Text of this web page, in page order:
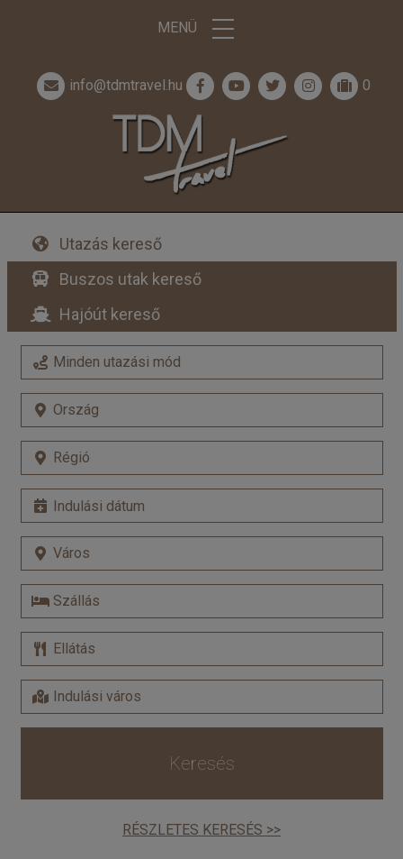
MENÜ
info@tdmtravel.hu 0
Utazás kereső
Buszos utak kereső
Hajóút kereső
Keresés
RÉSZLETES KERESÉS >>